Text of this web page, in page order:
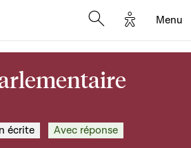
Options
Menu
écrite Avec réponse